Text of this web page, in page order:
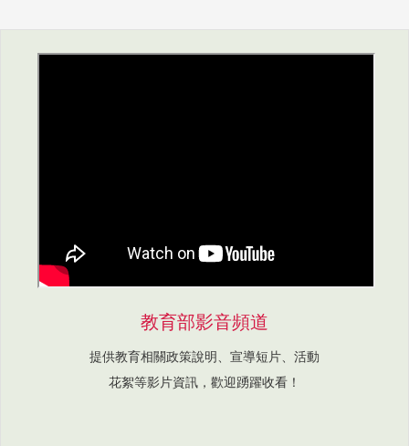
教育部影音頻道
提供教育相關政策說明、宣導短片、活動
花絮等影片資訊，歡迎踴躍收看！